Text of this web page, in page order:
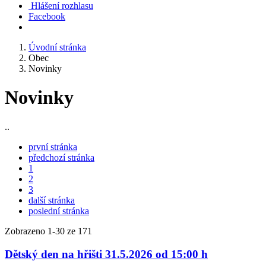
Hlášení rozhlasu
Facebook
Úvodní stránka
Obec
Novinky
Novinky
..
první stránka
předchozí stránka
1
2
3
další stránka
poslední stránka
Zobrazeno 1-30 ze 171
Dětský den na hřišti 31.5.2026 od 15:00 h